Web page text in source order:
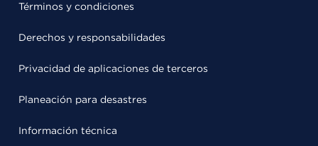
Términos y condiciones
Derechos y responsabilidades
Privacidad de aplicaciones de terceros
Planeación para desastres
Información técnica